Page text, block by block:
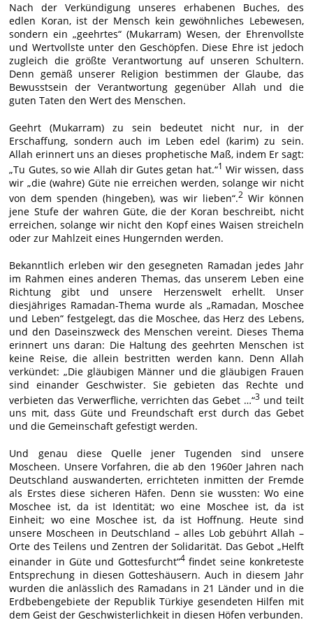
Nach der Verkündigung unseres erhabenen Buches, des
edlen Koran, ist der Mensch kein gewöhnliches Lebewesen,
sondern ein „geehrtes“ (Mukarram) Wesen, der Ehrenvollste
und Wertvollste unter den Geschöpfen. Diese Ehre ist jedoch
zugleich die größte Verantwortung auf unseren Schultern.
Denn gemäß unserer Religion bestimmen der Glaube, das
Bewusstsein der Verantwortung gegenüber Allah und die
guten Taten den Wert des Menschen.
Geehrt (Mukarram) zu sein bedeutet nicht nur, in der
Erschaffung, sondern auch im Leben edel (karim) zu sein.
Allah erinnert uns an dieses prophetische Maß, indem Er sagt:
„Tu Gutes, so wie Allah dir Gutes getan hat.“1 Wir wissen, dass
wir „die (wahre) Güte nie erreichen werden, solange wir nicht
von dem spenden (hingeben), was wir lieben“.2Wir können
jene Stufe der wahren Güte, die der Koran beschreibt, nicht
erreichen, solange wir nicht den Kopf eines Waisen streicheln
oder zur Mahlzeit eines Hungernden werden.
Bekanntlich erleben wir den gesegneten Ramadan jedes Jahr
im Rahmen eines anderen Themas, das unserem Leben eine
Richtung gibt und unsere Herzenswelt erhellt. Unser
diesjähriges Ramadan-Thema wurde als „Ramadan, Moschee
und Leben“ festgelegt, das die Moschee, das Herz des Lebens,
und den Daseinszweck des Menschen vereint. Dieses Thema
erinnert uns daran: Die Haltung des geehrten Menschen ist
keine Reise, die allein bestritten werden kann. Denn Allah
verkündet: „Die gläubigen Männer und die gläubigen Frauen
sind einander Geschwister. Sie gebieten das Rechte und
verbieten das Verwerfliche, verrichten das Gebet …“3 und teilt
uns mit, dass Güte und Freundschaft erst durch das Gebet
und die Gemeinschaft gefestigt werden.
Und genau diese Quelle jener Tugenden sind unsere
Moscheen. Unsere Vorfahren, die ab den 1960er Jahren nach
Deutschland auswanderten, errichteten inmitten der Fremde
als Erstes diese sicheren Häfen. Denn sie wussten: Wo eine
Moschee ist, da ist Identität; wo eine Moschee ist, da ist
Einheit; wo eine Moschee ist, da ist Hoffnung. Heute sind
unsere Moscheen in Deutschland – alles Lob gebührt Allah –
Orte des Teilens und Zentren der Solidarität. Das Gebot „Helft
einander in Güte und Gottesfurcht“4findet seine konkreteste
Entsprechung in diesen Gotteshäusern. Auch in diesem Jahr
wurden die anlässlich des Ramadans in 21 Länder und in die
Erdbebengebiete der Republik Türkiye gesendeten Hilfen mit
dem Geist der Geschwisterlichkeit in diesen Höfen verbunden.